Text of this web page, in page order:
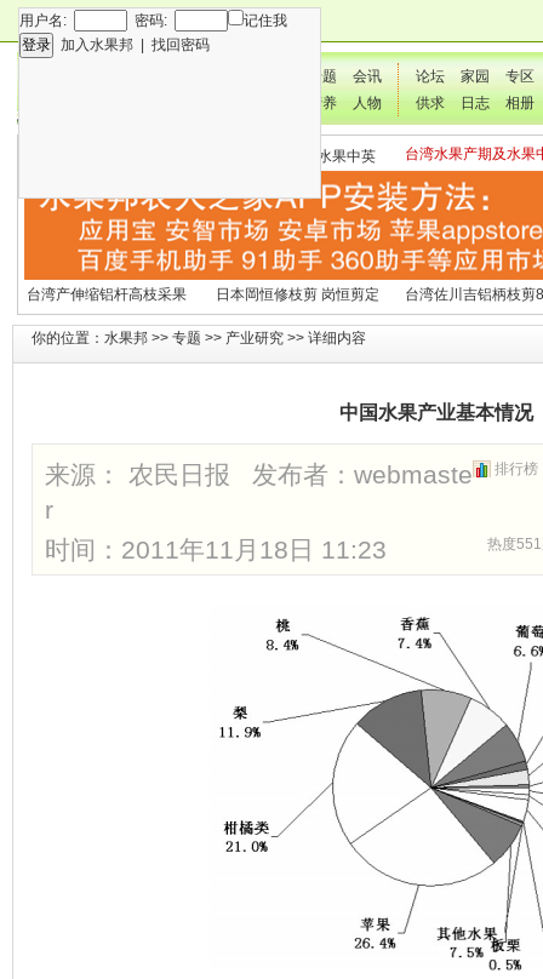
用户名: 密码:
记住我
加入水果邦
找回密码
专题
会讯
营养 人物
论坛 家园
专区
供求
日志 相册
国外水果产期及水果中英
台湾水果产期及水果
文表
台湾产伸缩铝杆高枝采果
剪2270#
日本岡恒修枝剪 岗恒剪定
铗200
台湾佐川吉铝柄枝剪
（欧洲款式）
你的位置： 水果邦 >> 专题 >> 产业研究 >> 详细内容
中国水果产业基本情况
排行榜
来源： 农民日报 发布者： webmaste
r
热度
时间：2011年11月18日 11:23